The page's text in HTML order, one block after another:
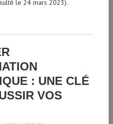
le 24 mars 2023).
: UNE CLÉ
VOS